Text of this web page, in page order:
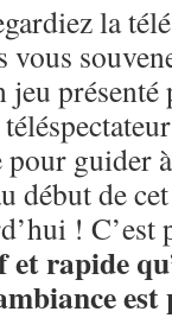
la
vous
jeu
pour guider
début de
! C’est
rapide
est